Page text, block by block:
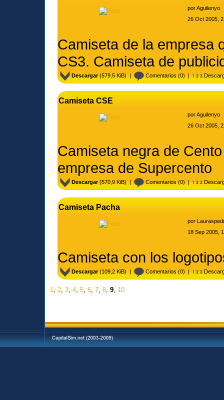
porAguilenyo
26 Oct 2005,
Camiseta de la empresa
CS3. Camiseta de
Descargar(579,5 KiB) | Comentarios (0) |
Camiseta CSE
porAguilenyo
26 Oct 2005,
Camiseta negra de
empresa de Supercento
Descargar(570,9 KiB) | Comentarios (0) |
Camiseta Pacha
por
18 Sep 2005,
Camiseta con los
Descargar(109,2 KiB) | Comentarios (0) |
1, 2, 3, 4, 5, 6, 7, 8, 9, 10